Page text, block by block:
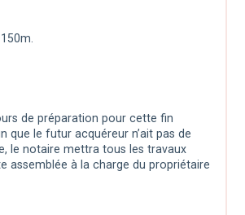
de préparation pour cette fin
que le futur acquéreur n’ait pas de
le notaire mettra tous les travaux
assemblée à la charge du propriétaire